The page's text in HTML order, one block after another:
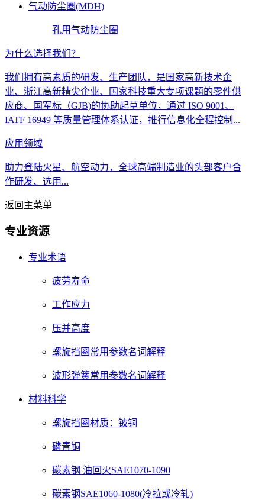
气动防尘圈(MDH)
孔用气动防尘圈
为什么选择我们？
我们拥有高素质的研发、生产团队，是国家高新技术企
业、浙江高新精尖企业、国家科技重大专项课题的零件供
应商、国军标（GJB)的协助起草单位，通过 ISO 9001、
IATF 16949 等质量管理体系认证，推行信息化全程控制...
应用领域
助力登陆火星、航空动力，全球高端制造业的头部客户合
作研发、选用...
返回主菜单
专业资源
专业术语
疲劳寿命
工作应力
压并高度
螺旋挡圈常用参数名词解释
波形弹簧常用参数名词解释
材料科学
螺旋挡圈材质：铍铜
磷青铜
碳素钢 油回火SAE1070-1090
碳素钢SAE1060-1080(冷拉或冷轧)